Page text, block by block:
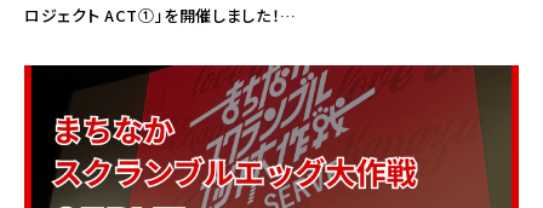
ロジェクト ACT①」を開催しました！…
PICK UP